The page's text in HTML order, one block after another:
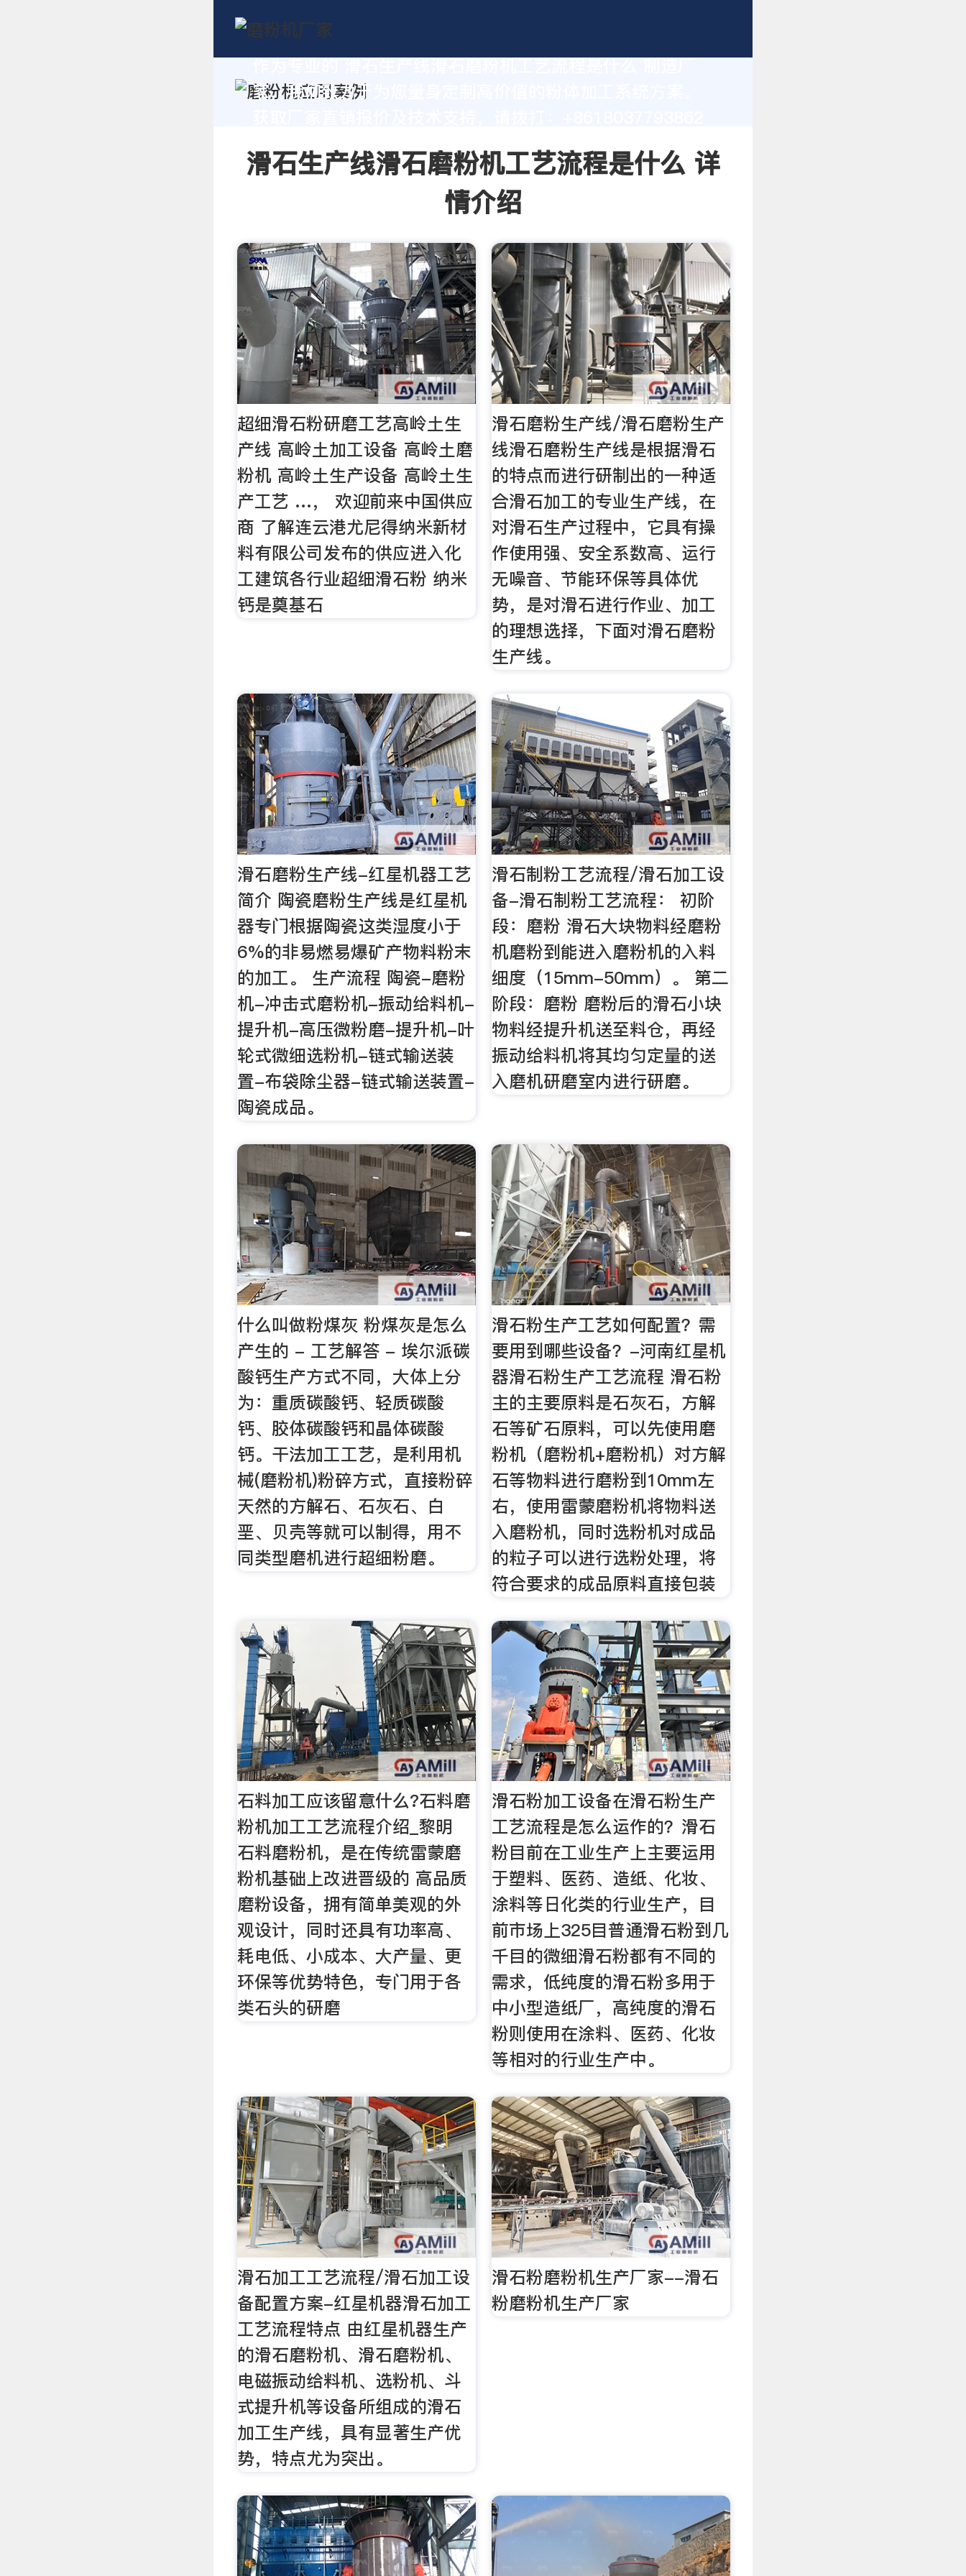
家，我们致力于为您量身定制高价值的粉体加工系统方案。
滑石生产线滑石磨粉机工艺流程是什么 详
情介绍
超细滑石粉研磨工艺高岭土生
产线 高岭土加工设备 高岭土磨
粉机 高岭土生产设备 高岭土生
产工艺 …， 欢迎前来中国供应
商 了解连云港尤尼得纳米新材
料有限公司发布的供应进入化
工建筑各行业超细滑石粉 纳米
钙是奠基石
滑石磨粉生产线/滑石磨粉生产
线滑石磨粉生产线是根据滑石
的特点而进行研制出的一种适
合滑石加工的专业生产线，在
对滑石生产过程中，它具有操
作使用强、安全系数高、运行
无噪音、节能环保等具体优
势，是对滑石进行作业、加工
的理想选择，下面对滑石磨粉
生产线。
滑石磨粉生产线-红星机器工艺
简介 陶瓷磨粉生产线是红星机
器专门根据陶瓷这类湿度小于
6%的非易燃易爆矿产物料粉末
的加工。 生产流程 陶瓷-磨粉
机-冲击式磨粉机-振动给料机-
提升机-高压微粉磨-提升机-叶
轮式微细选粉机-链式输送装
置-布袋除尘器-链式输送装置-
陶瓷成品。
滑石制粉工艺流程/滑石加工设
备-滑石制粉工艺流程： 初阶
段：磨粉 滑石大块物料经磨粉
机磨粉到能进入磨粉机的入料
细度（15mm-50mm）。 第二
阶段：磨粉 磨粉后的滑石小块
物料经提升机送至料仓，再经
振动给料机将其均匀定量的送
入磨机研磨室内进行研磨。
什么叫做粉煤灰 粉煤灰是怎么
产生的 - 工艺解答 - 埃尔派碳
酸钙生产方式不同，大体上分
为：重质碳酸钙、轻质碳酸
钙、胶体碳酸钙和晶体碳酸
钙。干法加工工艺，是利用机
械(磨粉机)粉碎方式，直接粉碎
天然的方解石、石灰石、白
垩、贝壳等就可以制得，用不
同类型磨机进行超细粉磨。
滑石粉生产工艺如何配置？需
要用到哪些设备？-河南红星机
器滑石粉生产工艺流程 滑石粉
主的主要原料是石灰石，方解
石等矿石原料，可以先使用磨
粉机（磨粉机+磨粉机）对方解
石等物料进行磨粉到10mm左
右，使用雷蒙磨粉机将物料送
入磨粉机，同时选粉机对成品
的粒子可以进行选粉处理，将
符合要求的成品原料直接包装
石料加工应该留意什么?石料磨
粉机加工工艺流程介绍_黎明
石料磨粉机，是在传统雷蒙磨
粉机基础上改进晋级的 高品质
磨粉设备，拥有简单美观的外
观设计，同时还具有功率高、
耗电低、小成本、大产量、更
环保等优势特色，专门用于各
类石头的研磨
滑石粉加工设备在滑石粉生产
工艺流程是怎么运作的？滑石
粉目前在工业生产上主要运用
于塑料、医药、造纸、化妆、
涂料等日化类的行业生产，目
前市场上325目普通滑石粉到几
千目的微细滑石粉都有不同的
需求，低纯度的滑石粉多用于
中小型造纸厂，高纯度的滑石
粉则使用在涂料、医药、化妆
等相对的行业生产中。
滑石加工工艺流程/滑石加工设
备配置方案-红星机器滑石加工
工艺流程特点 由红星机器生产
的滑石磨粉机、滑石磨粉机、
电磁振动给料机、选粉机、斗
式提升机等设备所组成的滑石
加工生产线，具有显著生产优
势，特点尤为突出。
滑石粉磨粉机生产厂家--滑石
粉磨粉机生产厂家